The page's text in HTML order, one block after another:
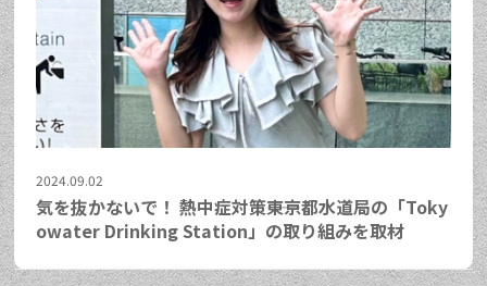
2024.09.02
気を抜かないで！ 熱中症対策――東京都水道局の「Toky
owater Drinking Station」の取り組みを取材